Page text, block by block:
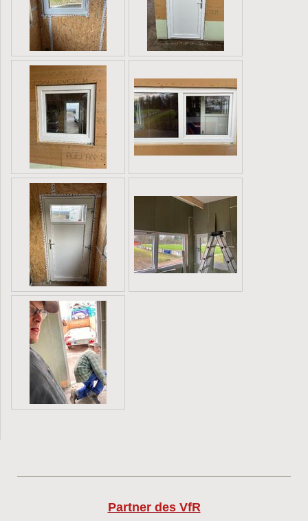
Partner des VfR